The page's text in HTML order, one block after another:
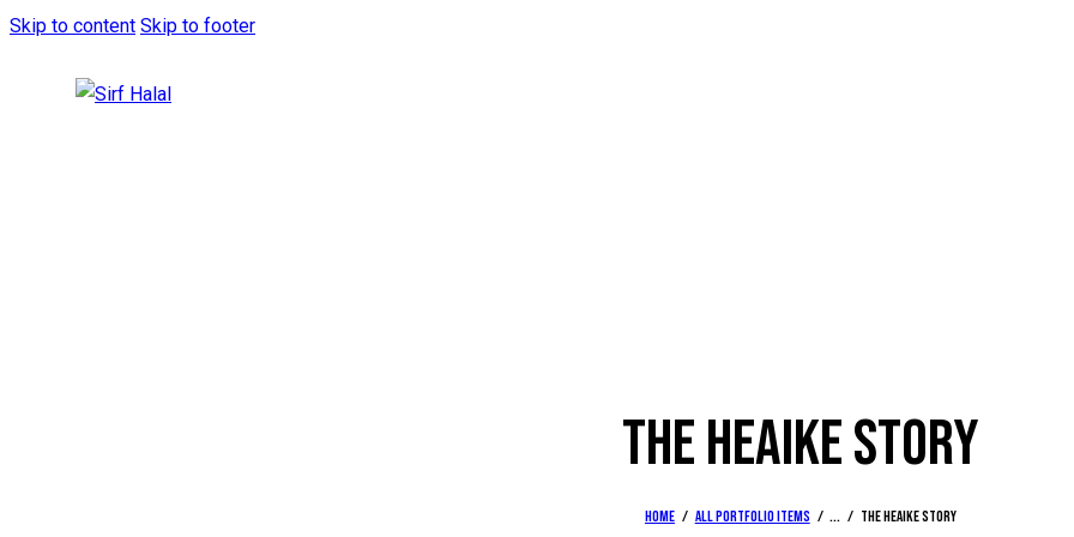
Skip to content Skip to footer
THE HEAIKE STORY
Home All Portfolio items ... The Heaike story